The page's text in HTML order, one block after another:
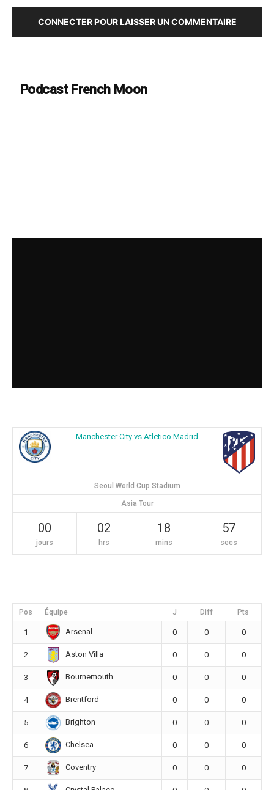
CONNECTER POUR LAISSER UN COMMENTAIRE
Podcast French Moon
Manchester City vs Atletico Madrid
Seoul World Cup Stadium
Asia Tour
00
jours
02
hrs
18
mins
56
secs
Pos Équipe J Diff Pts
1 Arsenal 0 0 0
2 Aston Villa 0 0 0
3 Bournemouth 0 0 0
4 Brentford 0 0 0
5 Brighton 0 0 0
6 Chelsea 0 0 0
7 Coventry 0 0 0